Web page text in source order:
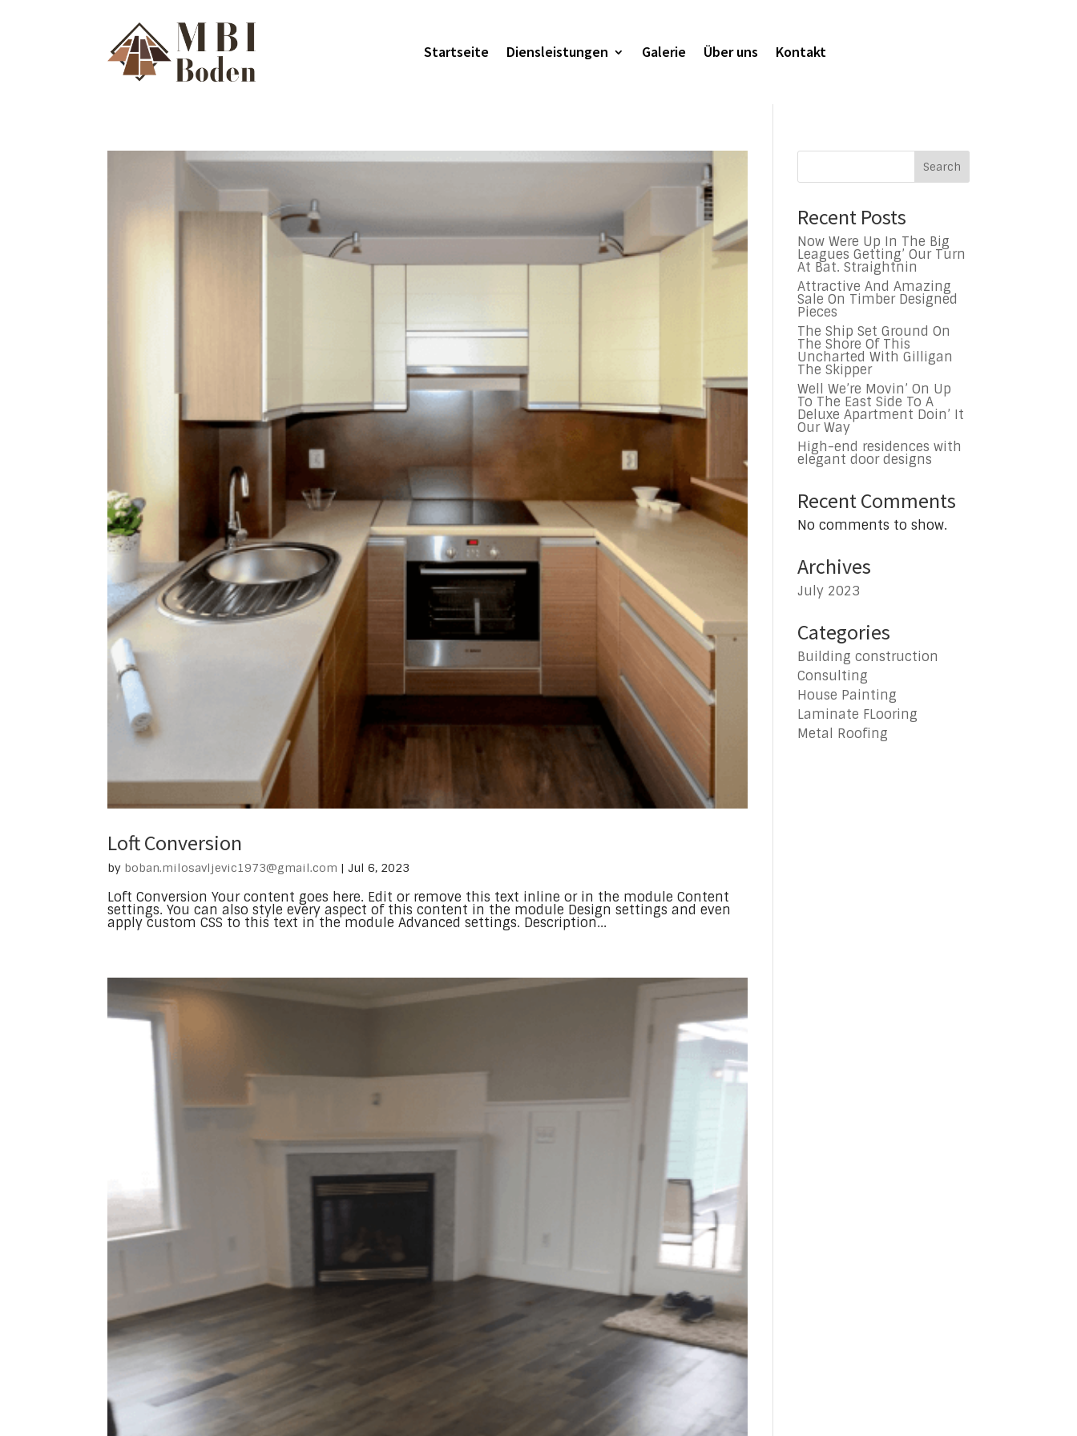
Startseite Diensleistungen Galerie Über uns Kontakt
Loft Conversion
by boban.milosavljevic1973@gmail.com |Jul 6, 2023
Loft Conversion Your content goes here. Edit or remove this text inline or in the module Content
settings. You can also style every aspect of this content in the module Design settings and even
apply custom CSS to this text in the module Advanced settings. Description...
Search
Recent Posts
Now Were Up In The Big
Leagues Getting’ Our Turn
At Bat. Straightnin
Attractive And Amazing
Sale On Timber Designed
Pieces
The Ship Set Ground On
The Shore Of This
Uncharted With Gilligan
The Skipper
Well We’re Movin’ On Up
To The East Side To A
Deluxe Apartment Doin’ It
Our Way
High-end residences with
elegant door designs
Recent Comments
No comments to show.
Archives
July 2023
Categories
Building construction
Consulting
House Painting
Laminate FLooring
Metal Roofing